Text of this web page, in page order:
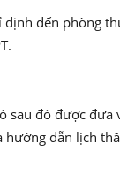
đến phòng
đó được
hướng dẫn lịch